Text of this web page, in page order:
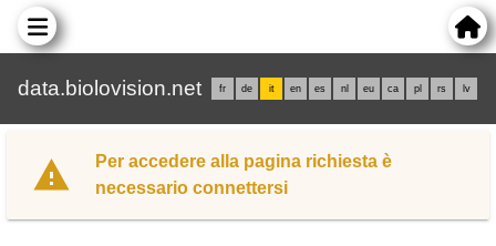
data.biolovision.net fr de it en es nl eu ca pl rs lv
Per accedere alla pagina richiesta è
necessario connettersi